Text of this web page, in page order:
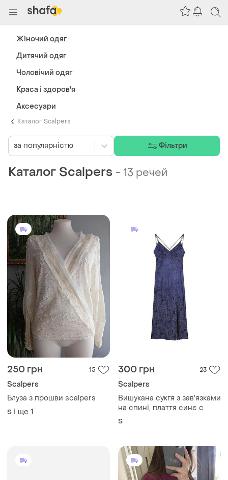
Каталог Scalpers
Каталог Scalpers -13 речей
250 грн 15
Scalpers
Блуза з прошви scalpers
S і ще 1
300 грн 23
Scalpers
Вишукана сукгя з завʼязками
на спині, плаття синє с
S
за популярністю Фільтри
Жіночий одяг
Дитячий одяг
Чоловічий одяг
Краса і здоров'я
Аксесуари